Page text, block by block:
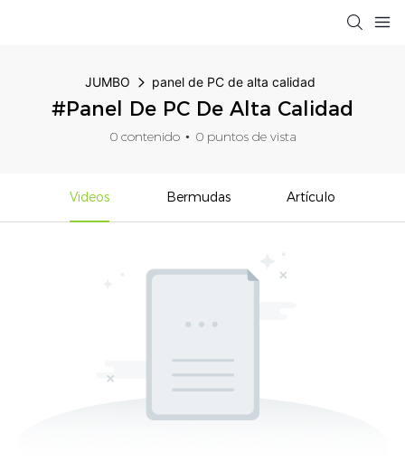
JUMBO panel de PC de alta calidad
#panel De PC De Alta Calidad
0 contenido 0 puntos de vista
Videos Bermudas Artículo